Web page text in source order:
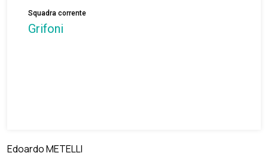
Squadra corrente
Grifoni
Edoardo METELLI